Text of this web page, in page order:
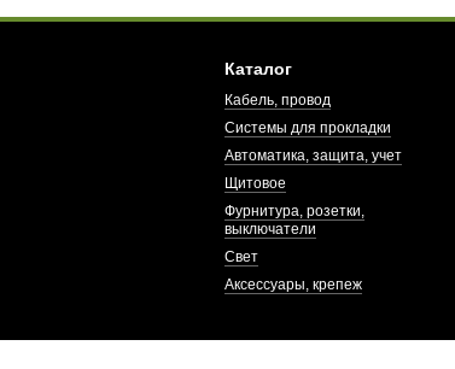
Каталог
Кабель, провод
Системы для прокладки
Автоматика, защита, учет
Щитовое
Фурнитура, розетки,
выключатели
Свет
Аксессуары, крепеж